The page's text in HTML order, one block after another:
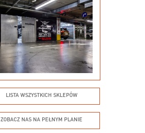
LISTA WSZYSTKICH SKLEPÓW
ZOBACZ NAS NA PEŁNYM PLANIE